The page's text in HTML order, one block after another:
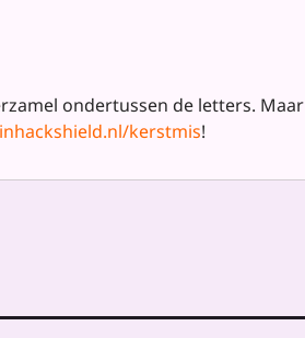
ondertussen de letters. Maar
kerstmis!